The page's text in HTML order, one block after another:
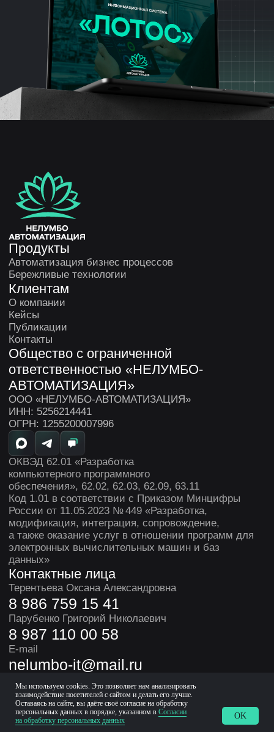
Мы используем cookies. Это позволяет нам анализировать
взаимодействие посетителей с сайтом и делать его лучше.
Оставаясь на сайте, вы даёте своё согласие на обработку
персональных данных в порядке, указанном в Согласии
на обработку персональных данных
OK